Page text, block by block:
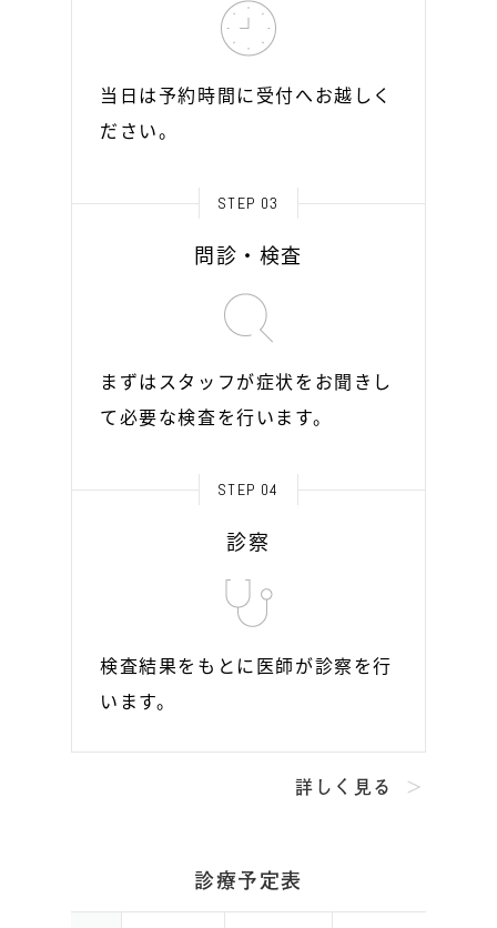
当日は予約時間に受付へお越しく
ださい。
STEP 03
問診・検査
まずはスタッフが症状をお聞きし
て必要な検査を行います。
STEP 04
診察
検査結果をもとに医師が診察を行
います。
詳しく見る
診療予定表